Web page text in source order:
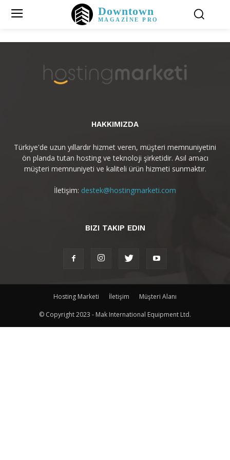
Downtown
MAGAZINE PRO
HAKKIMIZDA
Türkiye'de uzun yıllardır hizmet veren, müşteri memnuniyetini
ön planda tutan hosting ve teknoloji şirketidir. Asıl amacı
müşteri memnuniyeti ve kaliteli ürün hizmeti sunmaktır.
İletişim: destek@hostingmarketi.com
BIZI TAKIP EDIN
Hosting Marketi İletişim Müşteri Alanı
© Copyright 2023 - Mak International Equipment Ltd.